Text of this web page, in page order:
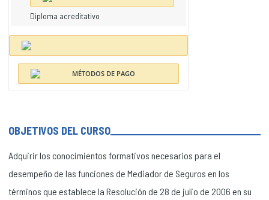
OBJETIVOS DEL CURSO
Adquirir los conocimientos formativos necesarios para el
desempeño de las funciones de Mediador de Seguros en los
términos que establece la Resolución de 28 de julio de 2006 en su
Diploma acreditativo